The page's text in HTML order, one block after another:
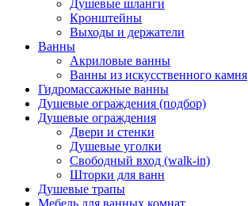
Душевые шланги
Кронштейны
Выходы и держатели
Ванны
Акриловые ванны
Ванны из искусственного камня
Гидромассажные ванны
Душевые ограждения (подбор)
Душевые ограждения
Двери и стенки
Душевые уголки
Свободный вход (walk-in)
Шторки для ванн
Душевые трапы
Мебель для ванных комнат